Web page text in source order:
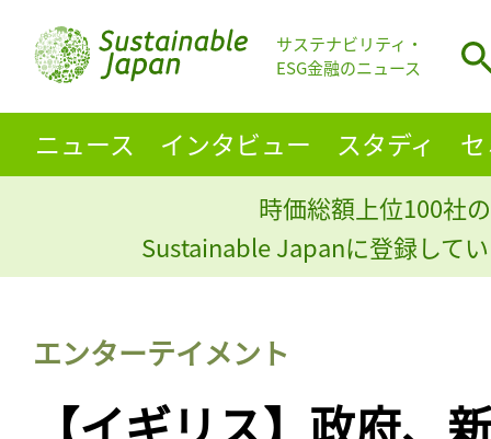
サステナビリティ・
ESG金融のニュース
ニュース インタビュー スタディ
時価総額上位100社
Sustainable Japanに登録して
エンターテイメント
【イギリス】政府、